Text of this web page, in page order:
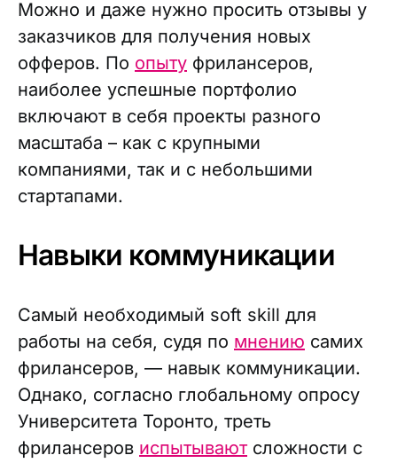
Можно и даже нужно просить отзывы у
заказчиков для получения новых
офферов. По опыту фрилансеров,
наиболее успешные портфолио
включают в себя проекты разного
масштаба – как с крупными
компаниями, так и с небольшими
стартапами.
Навыки коммуникации
Самый необходимый soft skill для
работы на себя, судя по мнению самих
фрилансеров, — навык коммуникации.
Однако, согласно глобальному опросу
Университета Торонто, треть
фрилансеров испытываютсложности с